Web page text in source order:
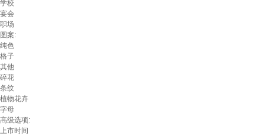
学校
宴会
职场
图案:
纯色
格子
其他
碎花
条纹
植物花卉
字母
高级选项:
上市时间